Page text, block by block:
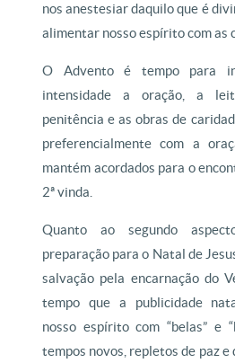
nos anestesiar daquilo que é
alimentar nosso espírito com as
O Advento é tempo para
intensidade a oração, a
penitência e as obras de
preferencialmente com a
mantém acordados para o
2ª vinda.
Quanto ao segundo
preparação para o Natal de
salvação pela encarnação do
tempo que a publicidade
nosso espírito com “belas” e
tempos novos, repletos de paz e